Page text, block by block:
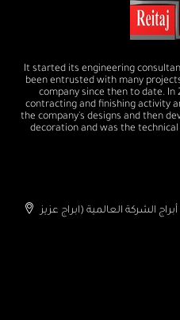
It started its engineering
been entrusted with many
company since then to date. In
contracting and finishing activity
the company's designs and then
decoration and was the